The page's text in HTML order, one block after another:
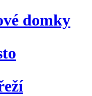
domky